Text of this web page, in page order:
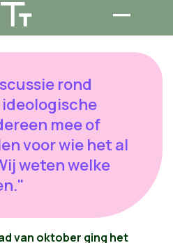
rond
mee of
voor wie het al
weten welke
van oktober ging het